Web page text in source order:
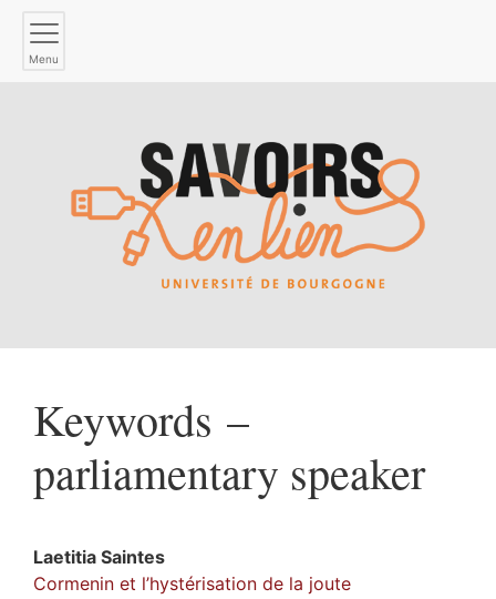
Menu
Keywords –
parliamentary speaker
Laetitia Saintes
Cormenin et l’hystérisation de la joute